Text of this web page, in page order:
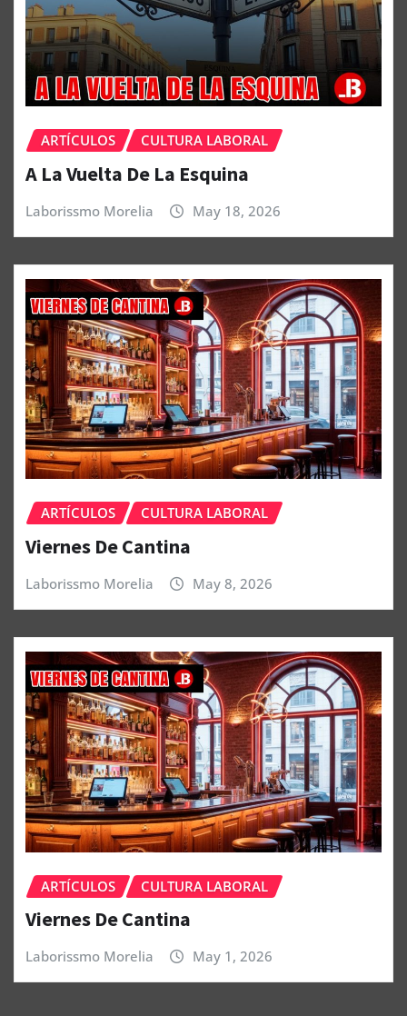
ARTÍCULOS CULTURA LABORAL
A La Vuelta De La Esquina
Laborissmo Morelia May 18, 2026
ARTÍCULOS CULTURA LABORAL
Viernes De Cantina
Laborissmo Morelia May 8, 2026
ARTÍCULOS CULTURA LABORAL
Viernes De Cantina
Laborissmo Morelia May 1, 2026